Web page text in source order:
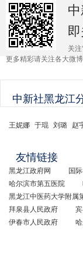
即
关
更多精彩请关注各大微
中新社黑龙江
王妮娜 于琨 刘璐 赵
友情链接
黑龙江政府网 国
哈尔滨市第五医院
黑龙江中医药大学附属
拜泉县人民政府
伊春市人民政府